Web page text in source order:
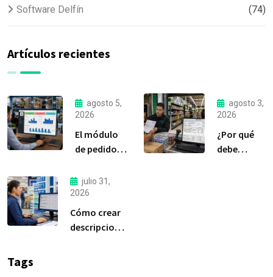
Software Delfín (74)
Artículos recientes
agosto 5,
2026
El módulo
de pedidos:
la
herramienta
más
importante
de Delfín
agosto 3,
2026
¿Por qué
debe
julio 31,
2026
Cómo crear
descripciones
Tags